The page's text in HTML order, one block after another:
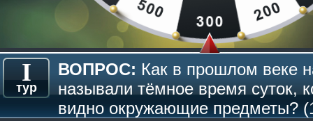
I
тур
ВОПРОС: Как в прошлом веке
называли тёмное время суток,
видно окружающие предметы?